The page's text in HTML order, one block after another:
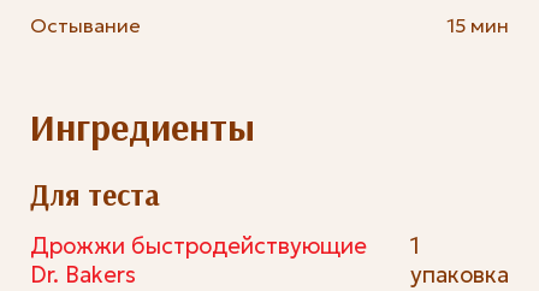
Остывание
15 мин
Ингредиенты
Для теста
Дрожжи быстродействующие
Dr. Bakers
1
упаковка